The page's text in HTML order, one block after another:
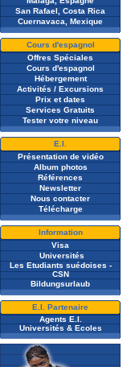
San Rafael, Costa Rica
Cuernavaca, Mexique
Cours d'espagnol
Offres Spéciales
Cours d'espagnol
Hébergement
Activités / Excursions
Prix et dates
Services Gratuits
Tester votre niveau
E.I.
Présentation de vidéo
Album photos
Références
Newsletter
Nous contacter
Télécharge
Information
Visa
Universités
Les Etudiants suédoises -
CSN
Bildungsurlaub
E.I. Partenaire
Agents E.I.
Universités & Ecoles